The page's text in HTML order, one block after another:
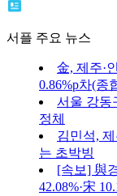
서플 주요 뉴스
金, 제주·
0.86%p차(종
서울 강동
정체
김민석,
는 초박빙
[속보] 與
42.08%·宋